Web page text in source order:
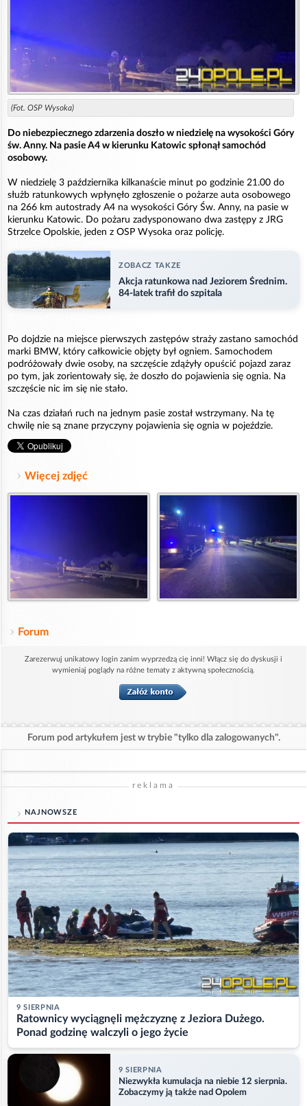
(Fot. OSP Wysoka)
Do niebezpiecznego zdarzenia doszło w niedzielę na wysokości Góry
św. Anny. Na pasie A4 w kierunku Katowic spłonął samochód
osobowy.
W niedzielę 3 października kilkanaście minut po godzinie 21.00 do
służb ratunkowych wpłynęło zgłoszenie o pożarze auta osobowego
na 266 km autostrady A4 na wysokości Góry Św. Anny, na pasie w
kierunku Katowic. Do pożaru zadysponowano dwa zastępy z JRG
Strzelce Opolskie, jeden z OSP Wysoka oraz policję.
ZOBACZ TAKZE
Akcja ratunkowa nad Jeziorem Średnim.
84-latek trafił do szpitala
Po dojdzie na miejsce pierwszych zastępów straży zastano samochód
marki BMW, który całkowicie objęty był ogniem. Samochodem
podróżowały dwie osoby, na szczęście zdążyły opuścić pojazd zaraz
po tym, jak zorientowały się, że doszło do pojawienia się ognia. Na
szczęście nic im się nie stało.
Na czas działań ruch na jednym pasie został wstrzymany. Na tę
chwilę nie są znane przyczyny pojawienia się ognia w pojeździe.
Więcej zdjęć
Forum
Zarezerwuj unikatowy login zanim wyprzedzą cię inni! Włącz się do dyskusji i
wymieniaj poglądy na różne tematy z aktywną społecznością.
Forum pod artykułem jest w trybie "tylko dla zalogowanych".
reklama
NAJNOWSZE
9 SIERPNIA
Ratownicy wyciągnęli mężczyznę z Jeziora Dużego.
Ponad godzinę walczyli o jego życie
9 SIERPNIA
Niezwykła kumulacja na niebie 12 sierpnia.
Zobaczymy ją także nad Opolem